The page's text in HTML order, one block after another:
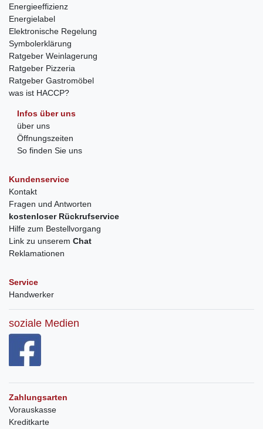
Energieeffizienz
Energielabel
Elektronische Regelung
Symbolerklärung
Ratgeber Weinlagerung
Ratgeber Pizzeria
Ratgeber Gastromöbel
was ist HACCP?
Infos über uns
über uns
Öffnungszeiten
So finden Sie uns
Kundenservice
Kontakt
Fragen und Antworten
kostenloser Rückrufservice
Hilfe zum Bestellvorgang
Link zu unserem Chat
Reklamationen
Service
Handwerker
soziale Medien
Zahlungsarten
Vorauskasse
Kreditkarte